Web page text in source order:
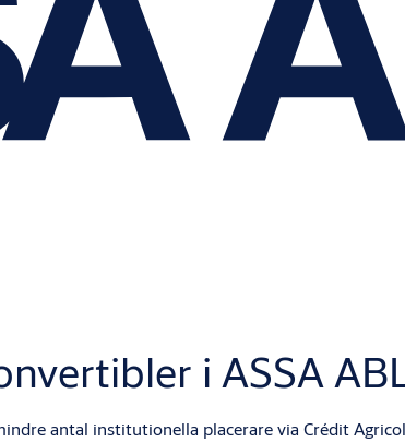
i ASSA
antal institutionella placerare via Crédit